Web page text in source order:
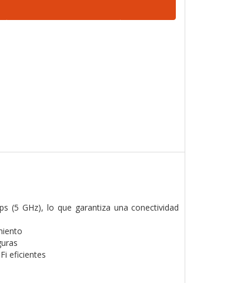
(5 GHz), lo que garantiza una conectividad
eficientes